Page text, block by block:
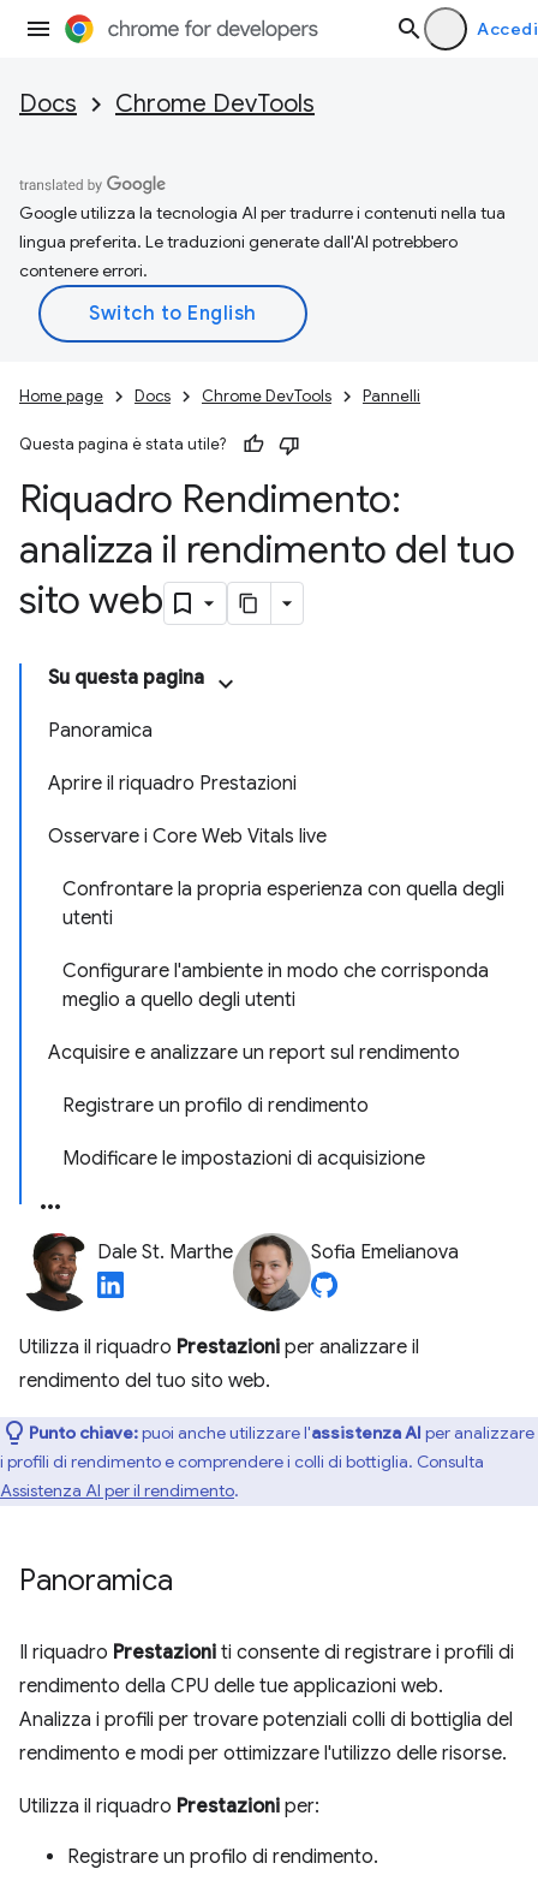
Accedi
Docs Chrome DevTools
Google utilizza la tecnologia AI per tradurre i contenuti nella tua
lingua preferita. Le traduzioni generate dall'AI potrebbero
contenere errori.
Home page Docs Chrome DevTools Pannelli
Questa pagina è stata utile?
Riquadro Rendimento:
analizza il rendimento del tuo
sito web
Su questa pagina
Panoramica
Aprire il riquadro Prestazioni
Osservare i Core Web Vitals live
Confrontare la propria esperienza con quella degli
utenti
Configurare l'ambiente in modo che corrisponda
meglio a quello degli utenti
Acquisire e analizzare un report sul rendimento
Registrare un profilo di rendimento
Modificare le impostazioni di acquisizione
Dale St. Marthe Sofia Emelianova
Utilizza il riquadro Prestazioni per analizzare il
rendimento del tuo sito web.
Punto chiave:puoi anche utilizzare l'assistenza AI per analizzare
i profili di rendimento e comprendere i colli di bottiglia. Consulta
Assistenza AI per il rendimento.
Panoramica
Il riquadro Prestazioni ti consente di registrare i profili di
rendimento della CPU delle tue applicazioni web.
Analizza i profili per trovare potenziali colli di bottiglia del
rendimento e modi per ottimizzare l'utilizzo delle risorse.
Utilizza il riquadro Prestazioni per:
Registrare un profilo di rendimento.